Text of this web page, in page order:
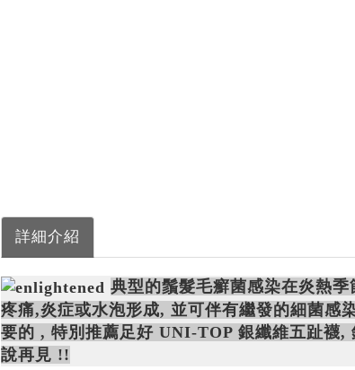
詳細介紹
典型的鬚髮毛癬菌感染在炎熱季
疼痛,炎症或水泡形成, 並可伴有繼發的細菌感
要的 , 特別推薦足好 UNI-TOP 銀纖維五趾襪,
說再見 !!